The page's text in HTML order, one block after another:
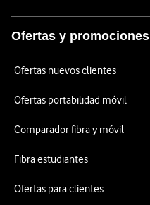
Ofertas y promociones
Ofertas nuevos clientes
Ofertas portabilidad móvil
Comparador fibra y móvil
Fibra estudiantes
Ofertas para clientes